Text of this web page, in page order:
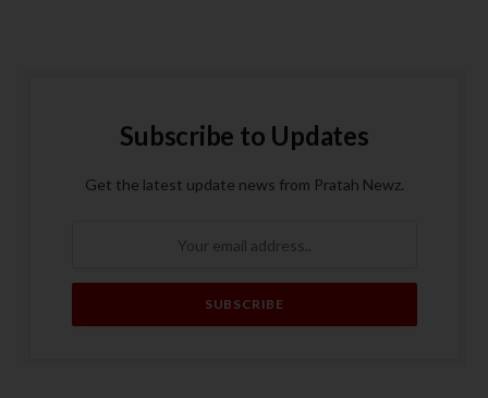
Subscribe to Updates
Get the latest update news from Pratah Newz.